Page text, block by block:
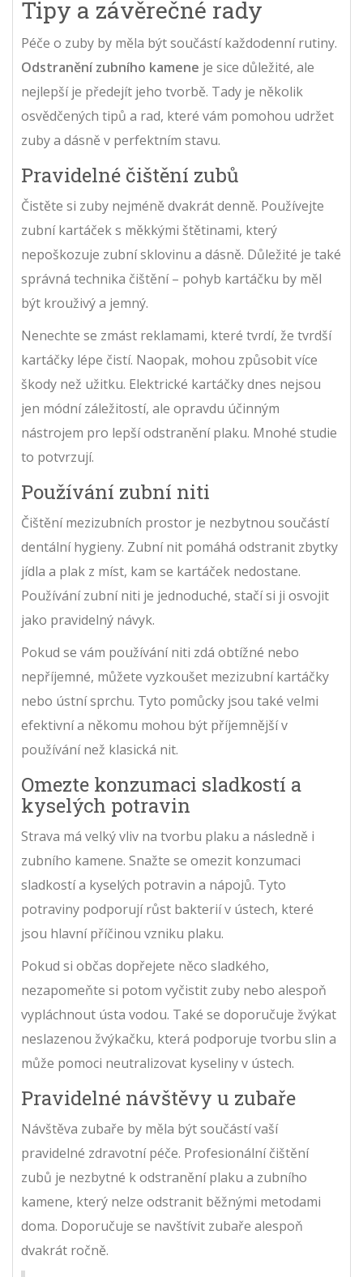
Tipy a závěrečné rady
Péče o zuby by měla být součástí každodenní rutiny.
Odstranění zubního kamene je sice důležité, ale
nejlepší je předejít jeho tvorbě. Tady je několik
osvědčených tipů a rad, které vám pomohou udržet
zuby a dásně v perfektním stavu.
Pravidelné čištění zubů
Čistěte si zuby nejméně dvakrát denně. Používejte
zubní kartáček s měkkými štětinami, který
nepoškozuje zubní sklovinu a dásně. Důležité je také
správná technika čištění – pohyb kartáčku by měl
být krouživý a jemný.
Nenechte se zmást reklamami, které tvrdí, že tvrdší
kartáčky lépe čistí. Naopak, mohou způsobit více
škody než užitku. Elektrické kartáčky dnes nejsou
jen módní záležitostí, ale opravdu účinným
nástrojem pro lepší odstranění plaku. Mnohé studie
to potvrzují.
Používání zubní niti
Čištění mezizubních prostor je nezbytnou součástí
dentální hygieny. Zubní nit pomáhá odstranit zbytky
jídla a plak z míst, kam se kartáček nedostane.
Používání zubní niti je jednoduché, stačí si ji osvojit
jako pravidelný návyk.
Pokud se vám používání niti zdá obtížné nebo
nepříjemné, můžete vyzkoušet mezizubní kartáčky
nebo ústní sprchu. Tyto pomůcky jsou také velmi
efektivní a někomu mohou být příjemnější v
používání než klasická nit.
Omezte konzumaci sladkostí a
kyselých potravin
Strava má velký vliv na tvorbu plaku a následně i
zubního kamene. Snažte se omezit konzumaci
sladkostí a kyselých potravin a nápojů. Tyto
potraviny podporují růst bakterií v ústech, které
jsou hlavní příčinou vzniku plaku.
Pokud si občas dopřejete něco sladkého,
nezapomeňte si potom vyčistit zuby nebo alespoň
vypláchnout ústa vodou. Také se doporučuje žvýkat
neslazenou žvýkačku, která podporuje tvorbu slin a
může pomoci neutralizovat kyseliny v ústech.
Pravidelné návštěvy u zubaře
Návštěva zubaře by měla být součástí vaší
pravidelné zdravotní péče. Profesionální čištění
zubů je nezbytné k odstranění plaku a zubního
kamene, který nelze odstranit běžnými metodami
doma. Doporučuje se navštívit zubaře alespoň
dvakrát ročně.